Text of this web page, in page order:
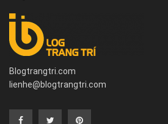
Blogtrangtri.com
lienhe@blogtrangtri.com